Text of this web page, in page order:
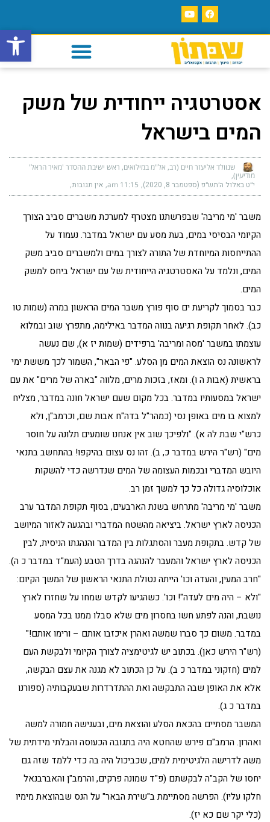
פתח
אסטרטגיה ייחודית של משק
המים בישראל
שנוולד אליעזר חיים (רב, אל"מ במילואים, ראש ישיבת ההסדר 'מאיר הראל'
מודיעין)
י״ט באלול ה׳תש״פ (ספטמבר 8, 2020) 11:15 am אין תגובות
משבר 'מי מריבה' שבפרשתנו מצטרף למערכת משברים סביב הצורך
הקיומי הבסיסי במים, בעת מסע עם ישראל במדבר. נעמוד על
ההתייחסות המיוחדת של התורה לצורך במים ולמשברים סביב משק
המים, ונלמד על האסטרטגיה הייחודית של עם ישראל ביחס למשק
המים.
כבר בסמוך לקריעת ים סוף פורץ משבר המים הראשון במרה (שמות טו
כב). לאחר תקופת רגיעה בנווה המדבר באילימה, מתפרץ שוב ובמלוא
עוצמתו במשבר 'מסה ומריבה' ברפידים (שמות יז א), שם נעשה
לראשונה נס הוצאת המים מן הסלע. "פי הבאר", השמור לכך מששת ימי
בראשית (אבות ה ו). ומאז, בזכות מרים, מלווה "בארה של מרים" את עם
ישראל במסעותיו במדבר. בכל מקום שעם ישראל חונה במדבר, מצליח
למצוא בו מים באופן נסי (כמהר"ל בדה"ח אבות שם, וכרמב"ן, ולא
כרש"י שבת לה א). "ולפיכך שוב אין אנחנו שומעים תלונה על חוסר
מים" (רש"ר הירש במדבר כ, ב). זהו נס עצום בהיקפו! בהתחשב בתנאי
היובש המדברי ובכמות העצומה של המים שנדרשה כדי להשקות
אוכלוסיה גדולה כל כך למשך זמן רב.
משבר 'מי מריבה' מתרחש בשנת הארבעים, בסוף תקופת המדבר ערב
הכניסה לארץ ישראל. ביציאה מהשטח המדברי ובהגעה לאזור המיושב
של קדש. בתקופת מעבר והסתגלות בין המדבר והנהגתו הניסית, לבין
הכניסה לארץ ישראל והמעבר להנהגה בדרך הטבע (העמ"ד במדבר כ ה).
"חרב המעין, והעדה וכו' הייתה נטולת התנאי הראשון של המשך הקיום:
"ולא – היה מים לעדה"! וכו'. כשהגיעו לקדש שמחו על שחזרו לארץ
נושבת, והנה לפתע חשו בחסרון מים שלא סבלו ממנו בכל המסע
במדבר. משום כך סברו שמשה ואהרן איכזבו אותם – ורימו אותם!"
(רש"ר הירש כאן). בכתוב יש לגיטימציה לצורך הקיומי ולבקשת העם
למים (חזקוני במדבר כ ב). על כן הכתוב לא מגנה את עצם הבקשה,
אלא את האופן שבה התבקשה ואת ההתדרדרות שבעקבותיה (ספורנו
במדבר כ ג).
המשבר מסתיים בהכאת הסלע והוצאת מים, ובענישה חמורה למשה
ואהרון. הרמב"ם פירש שהחטא היה בתגובה הכעוסה והבלתי מידתית של
משה לדרישה הלגיטימית למים, שכביכול היה בה כדי ללמד שזה גם
יחסו של הקב"ה לבקשתם (פ"ד שמונה פרקים, והרמב"ן והאברבנאל
חלקו עליו). הפרשה מסתיימת ב"שירת הבאר" על הנס שבהוצאת מימיו
(כלי יקר שם כא יז).